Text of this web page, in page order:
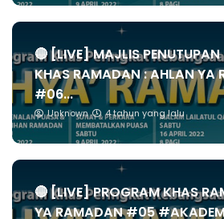
🔴 [LIVE] MAJLIS PENUTUPAN
KHAS RAMADAN : AHLAN YA
#06...
Unknown 4 tahun yang lalu
🔴 [LIVE] PROGRAM KHAS
YA RAMADAN #05